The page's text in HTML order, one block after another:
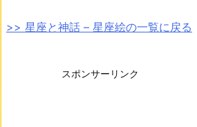
>> 星座と神話 – 星座絵の一覧に戻る
スポンサーリンク